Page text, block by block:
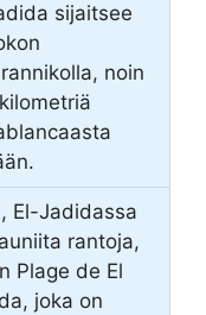
sijaitsee
noin
El-Jadidassa
rantoja,
Plage de El
joka on